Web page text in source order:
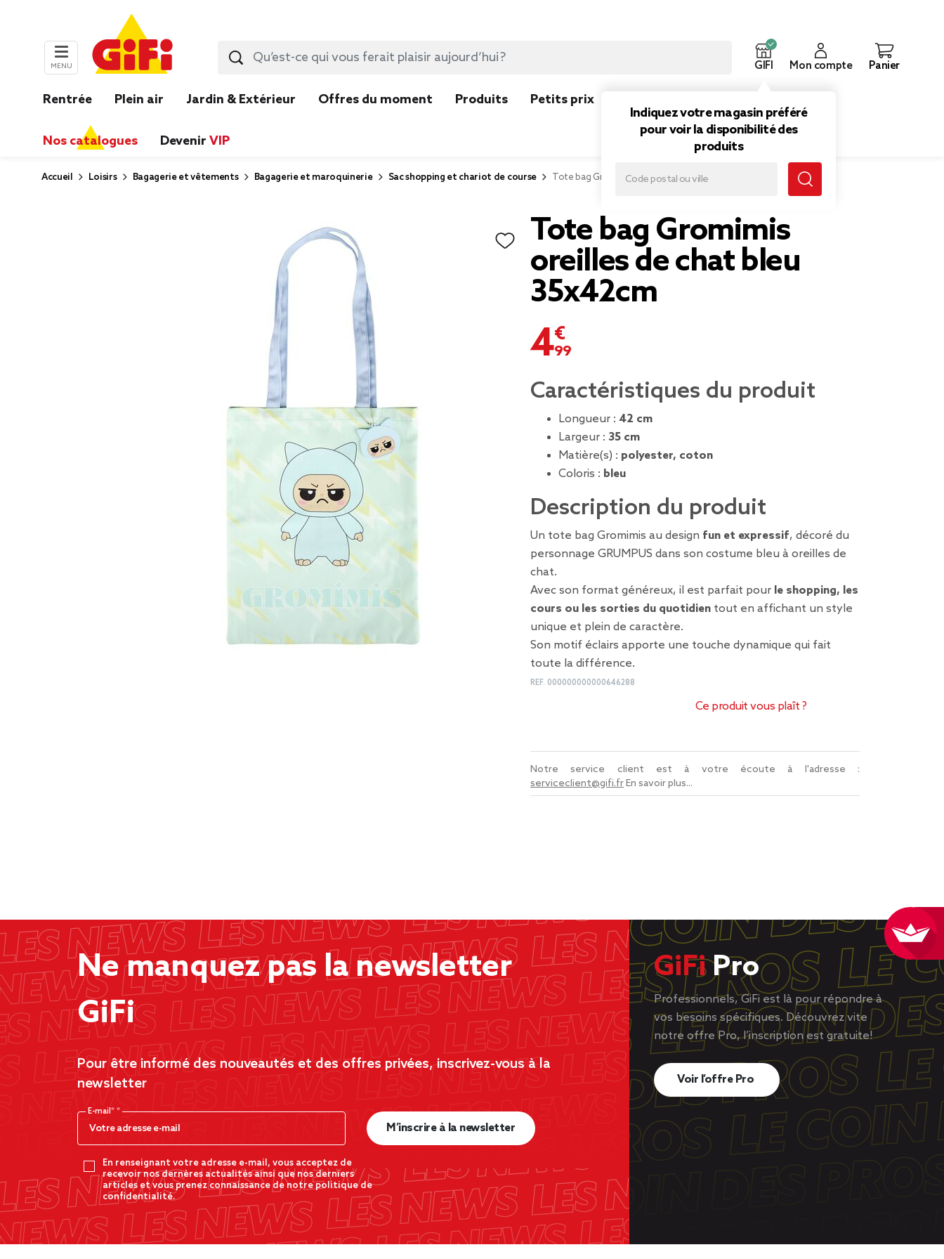
MENU GIFI
Indiquez votre magasin préféré
pour voir la disponibilité des
produits
Mon compte Panier
Rentrée Plein air Jardin & Extérieur Offres du moment Produits Petits prix
Nos catalogues Devenir VIP
Accueil Loisirs Bagagerie et vêtements Bagagerie et maroquinerie Sac shopping et chariot de course Tote bag Gromimis oreilles de chat bleu 35x42cm
Tote bag Gromimis
oreilles de chat bleu
35x42cm
4,99 €
Caractéristiques du produit
Longueur : 42 cm
Largeur : 35 cm
Matière(s) : polyester, coton
Coloris : bleu
Description du produit
Un tote bag Gromimis au design fun et expressif, décoré du
personnage GRUMPUS dans son costume bleu à oreilles de
chat.
Avec son format généreux, il est parfait pour le shopping, les
cours ou les sorties du quotidien tout en affichant un style
unique et plein de caractère.
Son motif éclairs apporte une touche dynamique qui fait
toute la différence.
REF. 000000000000646288
Ce produit vous plaît ?
Notre service client est à votre écoute à l'adresse :
serviceclient@gifi.frEn savoir plus...
Ne manquez pas la newsletter
GiFi
Pour être informé des nouveautés et des offres privées, inscrivez-vous à la
newsletter
E-mail*
En renseignant votre adresse e-mail, vous acceptez de
recevoir nos dernères actualités ainsi que nos derniers
articles et vous prenez connaissance de notre politique de
confidentialité.
M’inscrire à la newsletter
GiFiPro
Professionnels, GiFi est là pour répondre à
vos besoins spécifiques. Découvrez vite
notre offre Pro, l’inscription est gratuite!
Voir l’offre Pro